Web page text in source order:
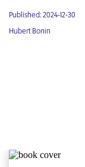
Published: 2024-12-30
Hubert Bonin